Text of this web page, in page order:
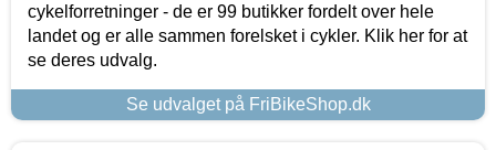
cykelforretninger - de er 99 butikker fordelt over hele
landet og er alle sammen forelsket i cykler. Klik her for at
se deres udvalg.
Se udvalget på FriBikeShop.dk